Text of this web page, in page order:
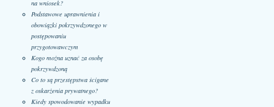
na wniosek?
Podstawowe uprawnienia i
obowiązki pokrzywdzonego w
postępowaniu
przygotowawczym
Kogo można uznać za osobę
pokrzywdzoną
Co to są przestępstwa ścigane
z oskarżenia prywatnego?
Kiedy spowodowanie wypadku